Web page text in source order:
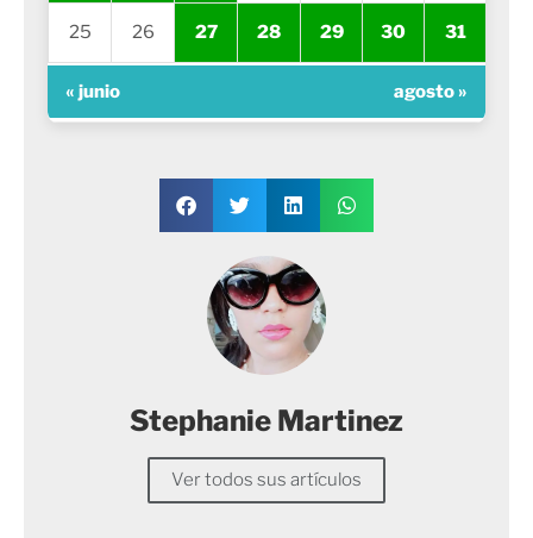
25 26 27 28 29 30 31
« junio agosto »
Stephanie Martinez
Ver todos sus artículos